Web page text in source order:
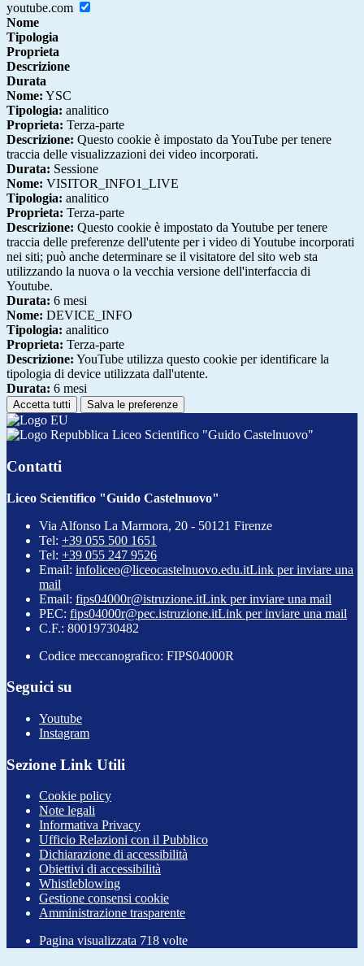
youtube.com
Nome
Tipologia
Proprieta
Descrizione
Durata
Nome: YSC
Tipologia: analitico
Proprieta: Terza-parte
Descrizione: Questo cookie è impostato da YouTube per tenere
traccia delle visualizzazioni dei video incorporati.
Durata: Sessione
Nome: VISITOR_INFO1_LIVE
Tipologia: analitico
Proprieta: Terza-parte
Descrizione: Questo cookie è impostato da Youtube per tenere
traccia delle preferenze dell'utente per i video di Youtube incorporati
nei siti; può anche determinare se il visitatore del sito web sta
utilizzando la nuova o la vecchia versione dell'interfaccia di
Youtube.
Durata: 6 mesi
Nome: DEVICE_INFO
Tipologia: analitico
Proprieta: Terza-parte
Descrizione: YouTube utilizza questo cookie per identificare la
tipologia di device utilizzata dall'utente.
Durata: 6 mesi
Accetta tutti Salva le preferenze
Liceo Scientifico "Guido Castelnuovo"
Contatti
Liceo Scientifico "Guido Castelnuovo"
Via Alfonso La Marmora, 20 - 50121 Firenze
Tel: +39 055 500 1651
Tel: +39 055 247 9526
Email: infoliceo@liceocastelnuovo.edu.itLink per inviare una
mail
Email: fips04000r@istruzione.itLink per inviare una mail
PEC: fips04000r@pec.istruzione.itLink per inviare una mail
C.F.: 80019730482
Codice meccanografico: FIPS04000R
Seguici su
Youtube
Instagram
Sezione Link Utili
Cookie policy
Note legali
Informativa Privacy
Ufficio Relazioni con il Pubblico
Dichiarazione di accessibilità
Obiettivi di accessibilità
Whistleblowing
Gestione consensi cookie
Amministrazione trasparente
Pagina visualizzata 718 volte